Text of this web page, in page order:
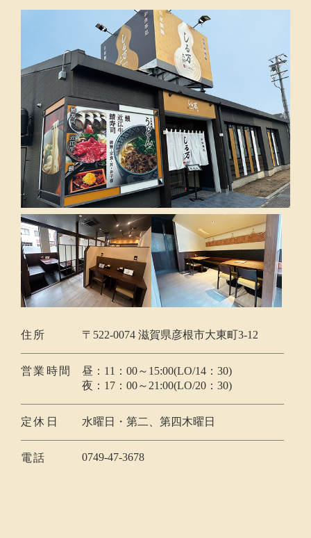
住所 〒522-0074 滋賀県彦根市大東町3-12
営業時間
昼：11：00～15:00(LO/14：30)
夜：17：00～21:00(LO/20：30)
定休日 水曜日・第二、第四木曜日
電話 0749-47-3678